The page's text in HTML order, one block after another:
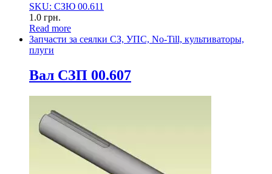
SKU: СЗЮ 00.611
1.0 грн.
Read more
Запчасти за сеялки СЗ, УПС, No-Till, культиваторы,
плуги
Вал СЗП 00.607